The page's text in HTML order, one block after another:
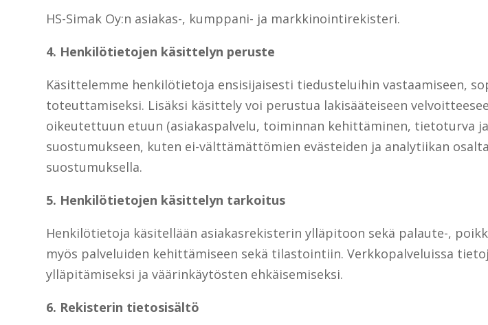
HS-Simak Oy:n asiakas-, kumppani- ja markkinointirekisteri.
4. Henkilötietojen käsittelyn peruste
Käsittelemme henkilötietoja ensisijaisesti tiedusteluihin vastaamiseen,
toteuttamiseksi. Lisäksi käsittely voi perustua lakisääteiseen
oikeutettuun etuun (asiakaspalvelu, toiminnan kehittäminen, tietoturva
suostumukseen, kuten ei-välttämättömien evästeiden ja analytiikan
suostumuksella.
5. Henkilötietojen käsittelyn tarkoitus
Henkilötietoja käsitellään asiakasrekisterin ylläpitoon sekä palaute-,
myös palveluiden kehittämiseen sekä tilastointiin. Verkkopalveluissa
ylläpitämiseksi ja väärinkäytösten ehkäisemiseksi.
6. Rekisterin tietosisältö